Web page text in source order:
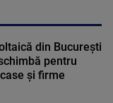
din București
pentru
și firme